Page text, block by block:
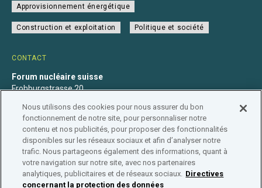
CONTACT
Forum nucléaire suisse
Frohburgstrasse 20
+41 31 560 36 50
info@nuklearforum.ch
Approvisionnement énergétique
Construction et exploitation Politique et société
Déclaration de confidentialité Impressum Affiliation
Nous utilisons des cookies pour nous assurer du bon
fonctionnement de notre site, pour personnaliser notre
contenu et nos publicités, pour proposer des fonctionnalités
disponibles sur les réseaux sociaux et afin d’analyser notre
trafic. Nous partageons également des informations, quant à
votre navigation sur notre site, avec nos partenaires
analytiques, publicitaires et de réseaux sociaux. Directives
concernant la protection des données